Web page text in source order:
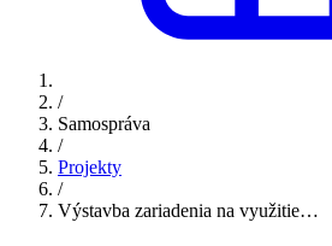
/
Samospráva
/
Projekty
/
Výstavba zariadenia na využitie…